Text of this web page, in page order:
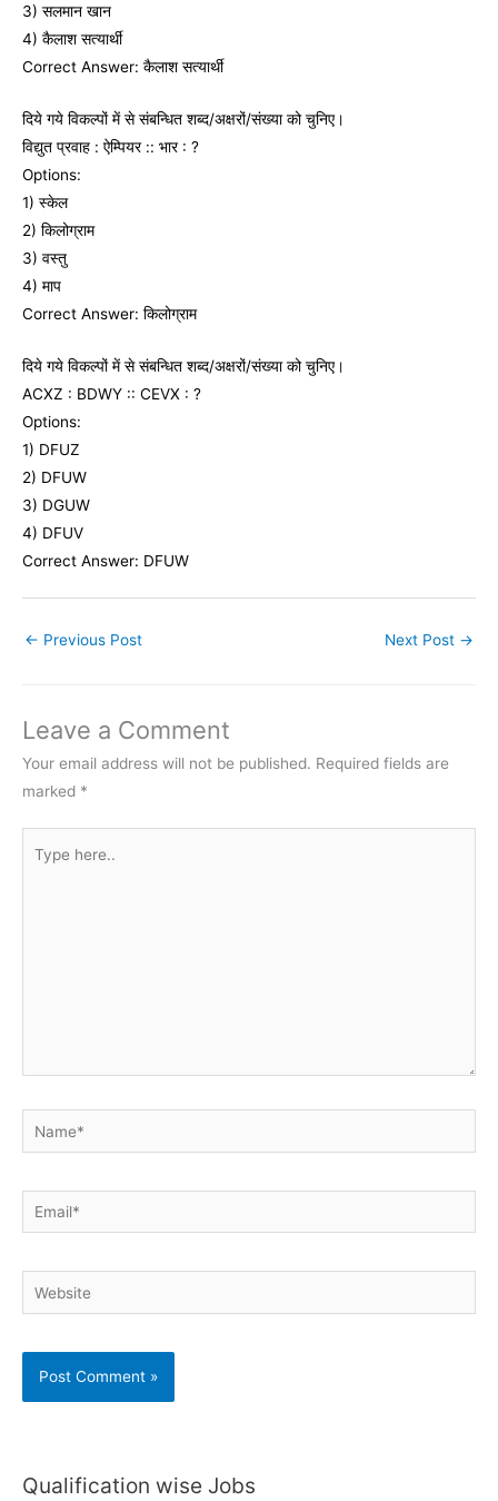
3) सलमान खान
4) कैलाश सत्‍यार्थी
Correct Answer: कैलाश सत्‍यार्थी
दिये गये विकल्पों में से संबन्धित शब्द/अक्षरों/संख्या को चुनिए।
विद्युत प्रवाह : ऐम्पियर :: भार : ?
Options:
1) स्केल
2) किलोग्राम
3) वस्तु
4) माप
Correct Answer: किलोग्राम
दिये गये विकल्पों में से संबन्धित शब्द/अक्षरों/संख्या को चुनिए।
ACXZ : BDWY :: CEVX : ?
Options:
1) DFUZ
2) DFUW
3) DGUW
4) DFUV
Correct Answer: DFUW
← Previous Post Next Post →
Leave a Comment
Your email address will not be published. Required fields are
marked *
here..
Name*
Email*
Website
Qualification wise Jobs